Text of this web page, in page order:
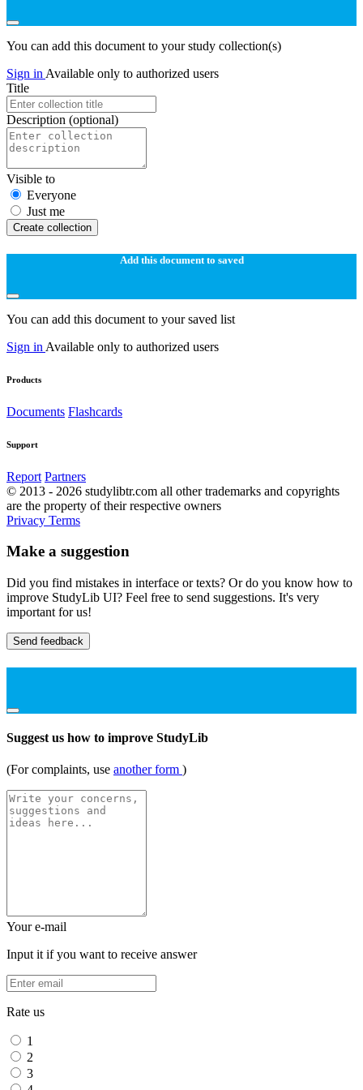
You can add this document to your study collection(s)
Sign in Available only to authorized users
Title
Description (optional)
Visible to
Everyone
Just me
Create collection
Add this document to saved
You can add this document to your saved list
Sign in Available only to authorized users
Products
Documents Flashcards
Support
Report Partners
© 2013 - 2026 studylibtr.com all other trademarks and copyrights
are the property of their respective owners
Privacy Terms
Make a suggestion
Did you find mistakes in interface or texts? Or do you know how to
improve StudyLib UI? Feel free to send suggestions. It's very
important for us!
Send feedback
Suggest us how to improve StudyLib
(For complaints, use another form )
Your e-mail
Input it if you want to receive answer
Rate us
1
2
3